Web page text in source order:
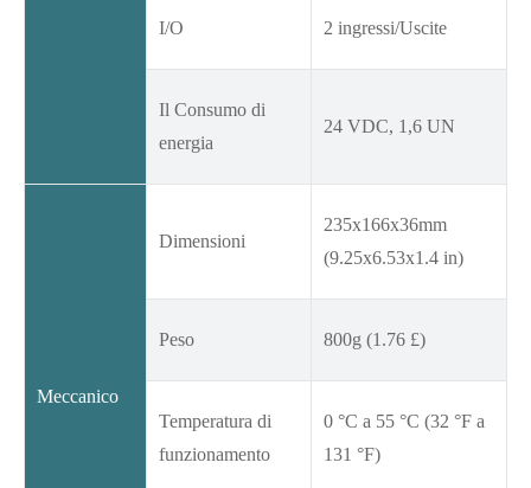
I/O 2 ingressi/Uscite
Il Consumo di
energia
24 VDC, 1,6 UN
Meccanico
Dimensioni
235x166x36mm
(9.25x6.53x1.4 in)
Peso 800g (1.76 £)
Temperatura di
funzionamento
0 °C a 55 °C (32 °F a
131 °F)